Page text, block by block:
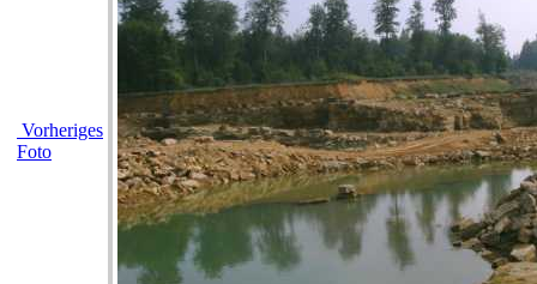
Vorheriges
Foto